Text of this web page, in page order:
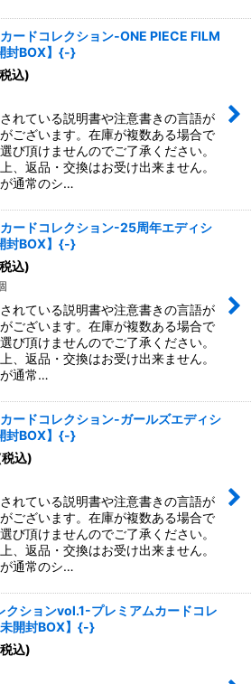
ードコレクション‐ONE PIECE FILM
封BOX】{-}
込)
れている説明書や注意書きの言語が
ございます。在庫が複数ある場合で
び頂けませんのでご了承ください。
、返品・交換はお受け出来ません。
通常のシ…
ードコレクション-25周年エディシ
封BOX】{-}
込)
れている説明書や注意書きの言語が
ございます。在庫が複数ある場合で
び頂けませんのでご了承ください。
、返品・交換はお受け出来ません。
通常…
ードコレクション-ガールズエディシ
封BOX】{-}
込)
れている説明書や注意書きの言語が
ございます。在庫が複数ある場合で
び頂けませんのでご了承ください。
、返品・交換はお受け出来ません。
通常のシ…
クションvol.1-プレミアムカードコレ
開封BOX】{-}
込)